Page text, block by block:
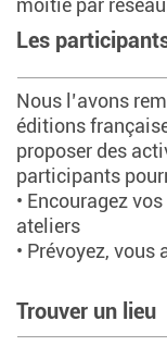
moitié par
Les
Nous l’avons
éditions
proposer des
participants
• Encouragez
ateliers
• Prévoyez,
Trouver un lieu